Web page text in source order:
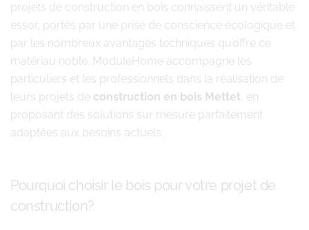
projets de construction en bois connaissent un véritable
essor, portés par une prise de conscience écologique et
par les nombreux avantages techniques qu’offre ce
matériau noble. ModuleHome accompagne les
particuliers et les professionnels dans la réalisation de
leurs projets de construction en bois Mettet , en
proposant des solutions sur mesure parfaitement
adaptées aux besoins actuels.
Pourquoi choisir le bois pour votre projet de
construction?